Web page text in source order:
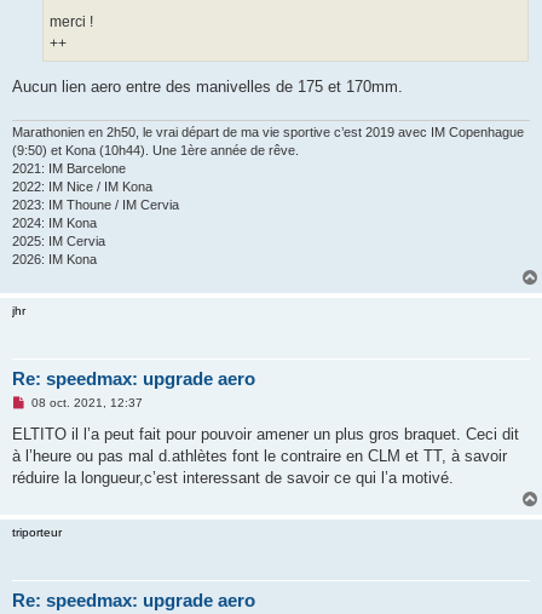
merci !
++
Aucun lien aero entre des manivelles de 175 et 170mm.
Marathonien en 2h50, le vrai départ de ma vie sportive c’est 2019 avec IM Copenhague
(9:50) et Kona (10h44). Une 1ère année de rêve.
2021: IM Barcelone
2022: IM Nice / IM Kona
2023: IM Thoune / IM Cervia
2024: IM Kona
2025: IM Cervia
2026: IM Kona
jhr
Re: speedmax: upgrade aero
M
s
a
g
o
n
08 oct. 2021, 12:37
ELTITO il l’a peut fait pour pouvoir amener un plus gros braquet. Ceci dit
à l’heure ou pas mal d.athlètes font le contraire en CLM et TT, à savoir
réduire la longueur,c’est interessant de savoir ce qui l’a motivé.
triporteur
Re: speedmax: upgrade aero